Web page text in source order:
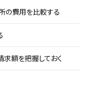
の費用を比較する
額を把握しておく